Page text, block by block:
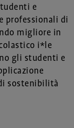
e
professionali di
migliore in
i*le
gli studenti e
sostenibilità